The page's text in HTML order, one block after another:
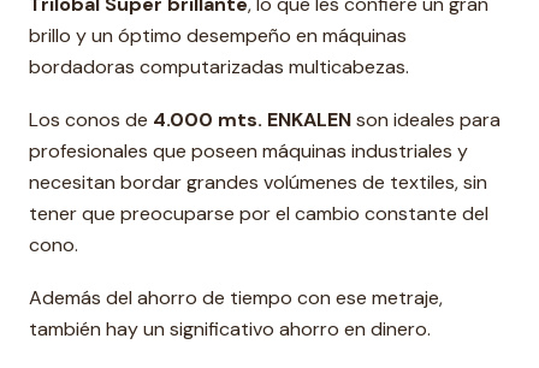
brillo y un óptimo desempeño en máquinas
bordadoras computarizadas multicabezas.
Los conos de 4.000 mts. ENKALENson ideales para
profesionales que poseen máquinas industriales y
necesitan bordar grandes volúmenes de textiles, sin
tener que preocuparse por el cambio constante del
cono.
Además del ahorro de tiempo con ese metraje,
también hay un significativo ahorro en dinero.